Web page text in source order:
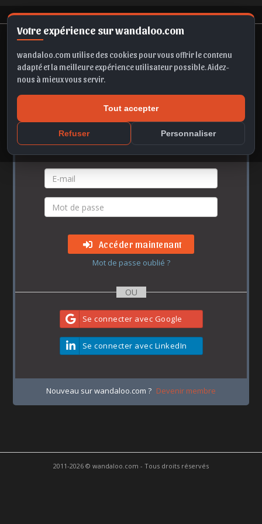
Votre expérience sur wandaloo.com
wandaloo.com utilise des cookies pour vous offrir le contenu
adapté et la meilleure expérience utilisateur possible. Aidez-
nous à mieux vous servir.
Tout accepter
Refuser Personnaliser
Accès membre
Vos identifiants
Accéder maintenant
Mot de passe oublié ?
Se connecter avec Google
Se connecter avec LinkedIn
Nouveau sur wandaloo.com ? Devenir membre
2011-2026 © wandaloo.com - Tous droits réservés